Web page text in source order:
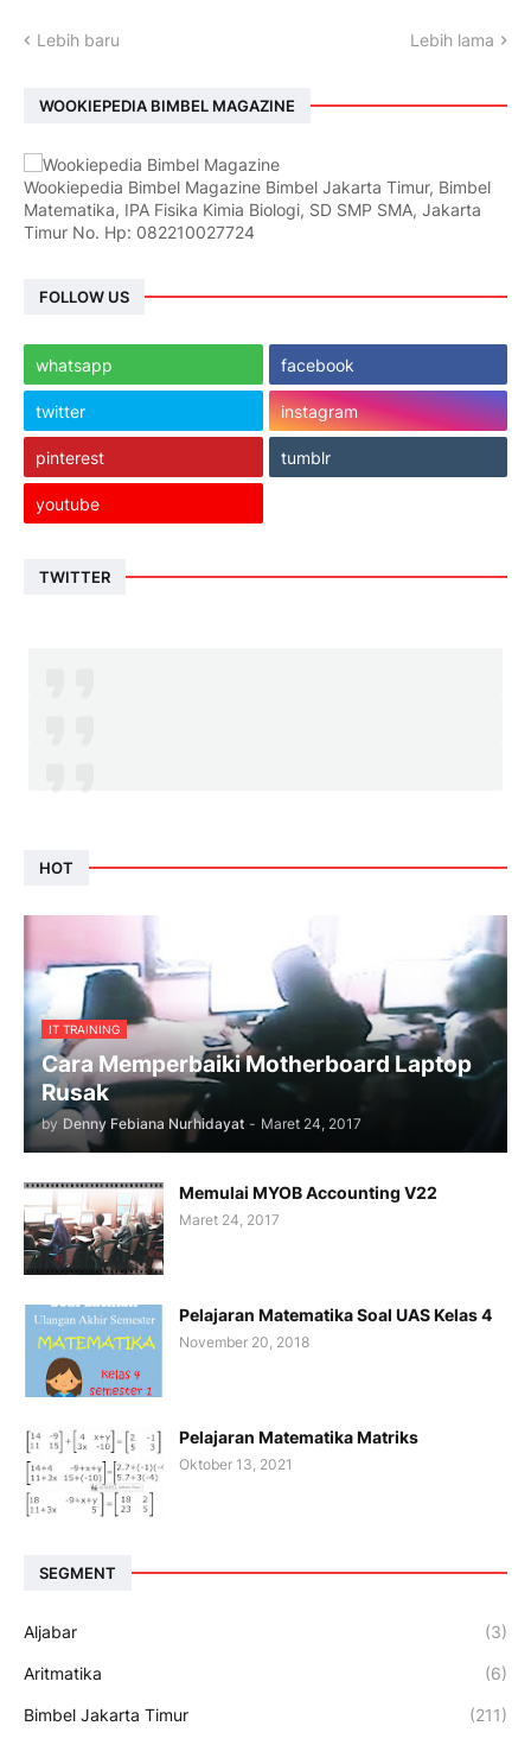
Lebih baru Lebih lama
WOOKIEPEDIA BIMBEL MAGAZINE
Wookiepedia Bimbel Magazine Bimbel Jakarta Timur, Bimbel
Matematika, IPA Fisika Kimia Biologi, SD SMP SMA, Jakarta
Timur No. Hp: 082210027724
FOLLOW US
whatsapp facebook
twitter instagram
pinterest tumblr
youtube
TWITTER
HOT
IT TRAINING
Cara Memperbaiki Motherboard Laptop
Rusak
by Denny Febiana Nurhidayat - Maret 24, 2017
Memulai MYOB Accounting V22
Maret 24, 2017
Pelajaran Matematika Soal UAS Kelas 4
November 20, 2018
Pelajaran Matematika Matriks
Oktober 13, 2021
SEGMENT
Aljabar (3)
Aritmatika (6)
Bimbel Jakarta Timur (211)